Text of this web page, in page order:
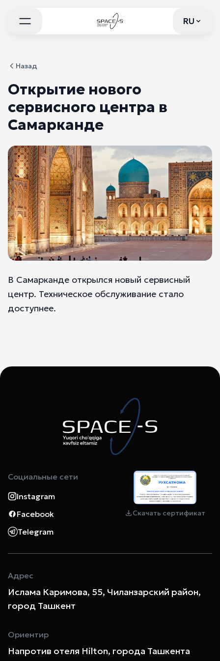
RU
RU
Назад
Открытие нового
сервисного центра в
Самарканде
В Самарканде открылся новый сервисный
центр. Техническое обслуживание стало
доступнее.
Социальные сети
Instagram
Facebook
Telegram
Скачать сертификат
Адрес
Ислама Каримова, 55, Чиланзарский район,
город Ташкент
Ориентир
Напротив отеля Hilton, города Ташкента